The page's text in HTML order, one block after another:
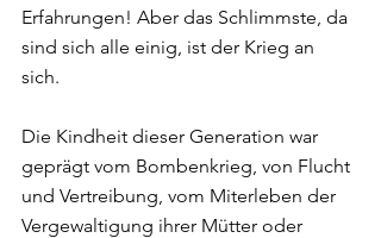
Erfahrungen! Aber das Schlimmste, da
sind sich alle einig, ist der Krieg an
sich.
Die Kindheit dieser Generation war
geprägt vom Bombenkrieg, von Flucht
und Vertreibung, vom Miterleben der
Vergewaltigung ihrer Mütter oder